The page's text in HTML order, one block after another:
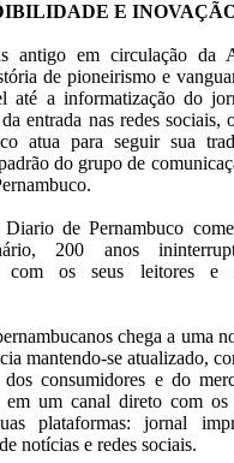
E
antigo em circulação da
de pioneirismo e
até a informatização do
entrada nas redes sociais,
atua para seguir sua
do grupo de
de Pernambuco
200 anos
com os seus leitores e
chega a uma
mantendo-se atualizado,
dos consumidores e do
em um canal direto com os
plataformas: jornal
notícias e redes sociais.